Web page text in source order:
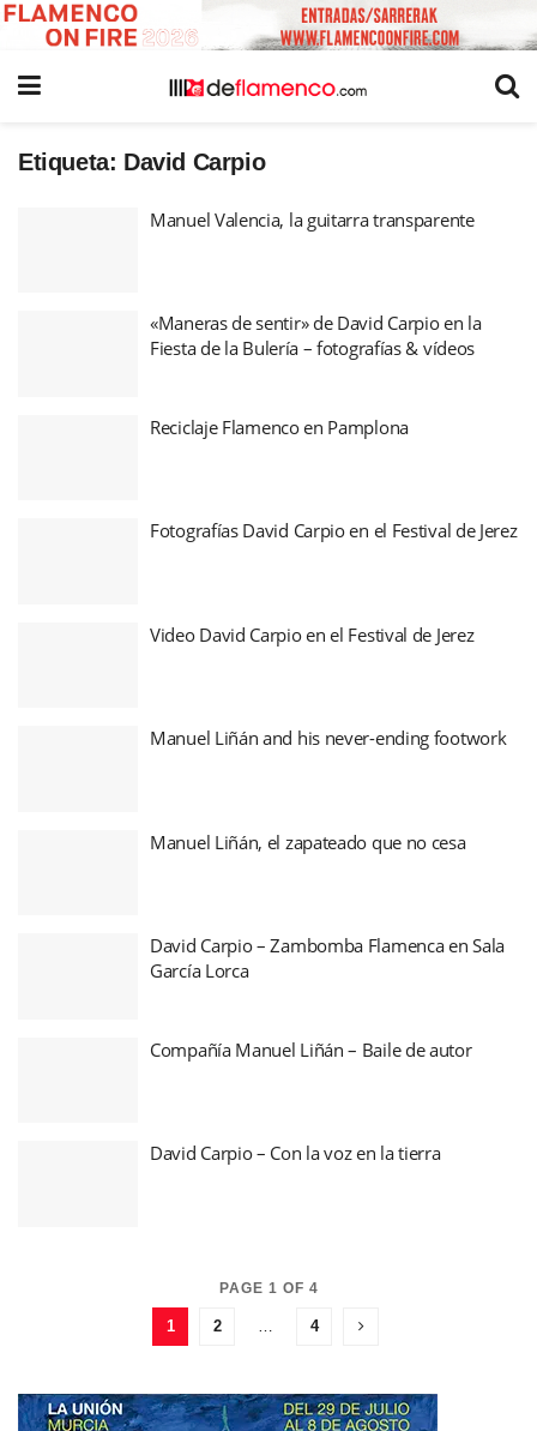
Etiqueta: David Carpio
Manuel Valencia, la guitarra transparente
«Maneras de sentir» de David Carpio en la
Fiesta de la Bulería – fotografías & vídeos
Reciclaje Flamenco en Pamplona
Fotografías David Carpio en el Festival de Jerez
Video David Carpio en el Festival de Jerez
Manuel Liñán and his never-ending footwork
Manuel Liñán, el zapateado que no cesa
David Carpio – Zambomba Flamenca en Sala
García Lorca
Compañía Manuel Liñán – Baile de autor
David Carpio – Con la voz en la tierra
PAGE 1 OF 4
1 2 4